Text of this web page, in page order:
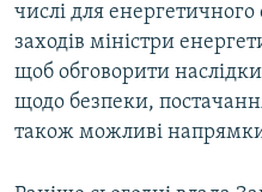
числі для
заходів міністри
щоб обговорити
щодо безпеки,
також можливі